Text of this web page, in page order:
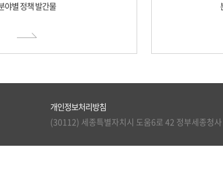
야별 정책 발간물
개인정보처리방침
(30112) 세종특별자치시 도움6로 42 정부세종청